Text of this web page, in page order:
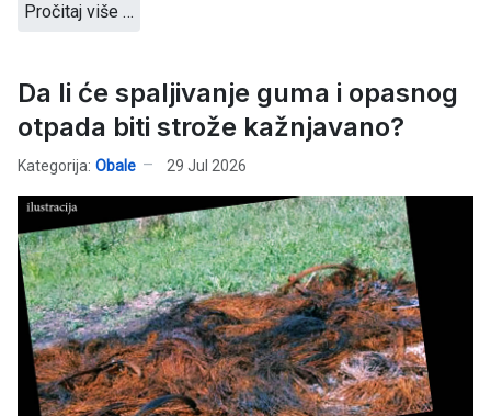
Pročitaj više …
Da li će spaljivanje guma i opasnog
otpada biti strože kažnjavano?
Kategorija: Obale 29 Jul 2026